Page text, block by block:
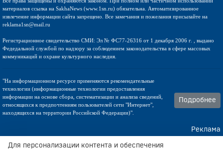
материалов ссылка на SakhaNews (www.1sn.ru) обязательна. Автоматизированное
извлечение информации сайта запрещено. Все замечания и пожелания присылайте на
reklama1sn@mail.ru
Регистрационное свидетельство СМИ: Эл № ФС77-26316 от 1 декабря 2006 г. , выдано
Федедальной службой по надзору за соблюдением законодательства в сфере массовых
коммуникаций и охране культурного наследия.
"На информационном ресурсе применяются рекомендательные
технологии (информационные технологии предоставления
информации на основе сбора, систематизации и анализа сведений,
относящихся к предпочтениям пользователей сети "Интернет",
находящихся на территории Российской Федерации)".
Подробнее
Реклама
Для персонализации контента и обеспечения